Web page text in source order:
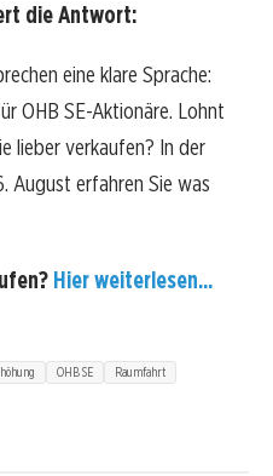
die Antwort:
eine klare Sprache:
OHB SE-Aktionäre. Lohnt
lieber verkaufen? In der
August erfahren Sie was
Hier weiterlesen...
OHB SE
Raumfahrt